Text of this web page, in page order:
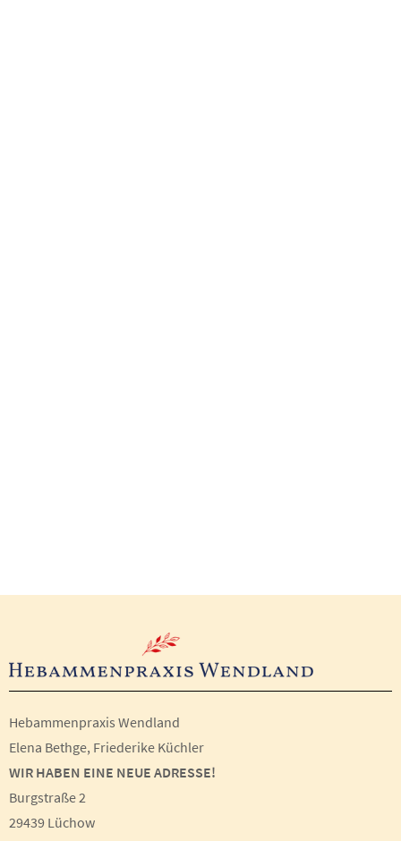
Hebammenpraxis Wendland
Elena Bethge, Friederike Küchler
WIR HABEN EINE NEUE ADRESSE!
Burgstraße 2
29439 Lüchow